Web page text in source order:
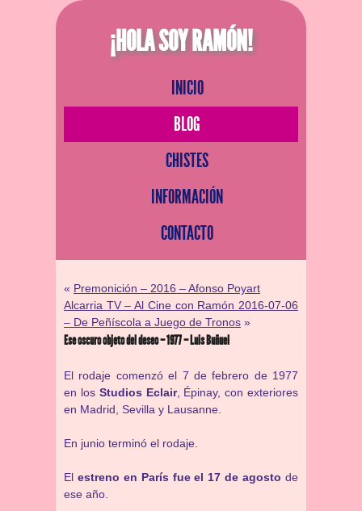
¡HOLA SOY RAMÓN!
INICIO
BLOG
CHISTES
INFORMACIÓN
CONTACTO
« Premonición – 2016 – Afonso Poyart
Alcarria TV – Al Cine con Ramón 2016-07-06
– De Peñíscola a Juego de Tronos »
Ese oscuro objeto del deseo – 1977 – Luis Buñuel
El rodaje comenzó el 7 de febrero de 1977
en los Studios Eclair, Épinay, con exteriores
en Madrid, Sevilla y Lausanne.
En junio terminó el rodaje.
El estreno en París fue el 17 de agosto de
ese año.